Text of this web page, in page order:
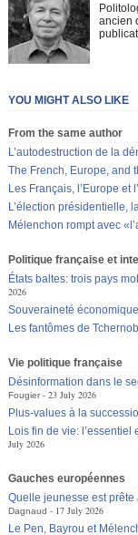
ancien
YOU MIGHT ALSO LIKE
From the same author
L’autodestruction de la
The French, Europe, and
Les Français, l’Europe et
L’élection présidentielle,
Mélenchon rompt avec
Politique française et
États baltes: trois pays
2026
Souveraineté
Les fantômes de
Vie politique française
Désinformation dans le
Fougier
23 July 2026
Plus-values à la
Lois fin de vie: l’essentiel
July 2026
Gauches européennes
Quelle jeunesse est
Dagnaud
17 July 2026
Le Pen, Bayrou et